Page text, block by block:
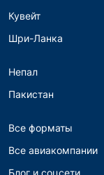
Кувейт
Шри-Ланка
Непал
Пакистан
Все форматы
Все авиакомпании
Блог и соцсети